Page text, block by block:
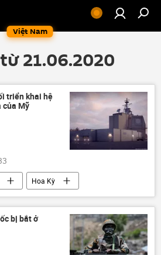
Việt Nam
21.06.2020
triển khai hệ
của Mỹ
Hoa Kỳ
bị bắt ở